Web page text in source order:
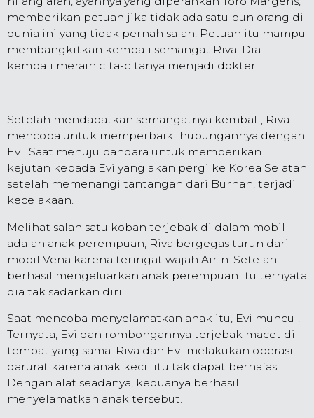
memberikan petuah jika tidak ada satu pun orang di
dunia ini yang tidak pernah salah. Petuah itu mampu
membangkitkan kembali semangat Riva. Dia
kembali meraih cita-citanya menjadi dokter.
Setelah mendapatkan semangatnya kembali, Riva
mencoba untuk memperbaiki hubungannya dengan
Evi. Saat menuju bandara untuk memberikan
kejutan kepada Evi yang akan pergi ke Korea Selatan
setelah memenangi tantangan dari Burhan, terjadi
kecelakaan.
Melihat salah satu koban terjebak di dalam mobil
adalah anak perempuan, Riva bergegas turun dari
mobil Vena karena teringat wajah Airin. Setelah
berhasil mengeluarkan anak perempuan itu ternyata
dia tak sadarkan diri.
Saat mencoba menyelamatkan anak itu, Evi muncul.
Ternyata, Evi dan rombongannya terjebak macet di
tempat yang sama. Riva dan Evi melakukan operasi
darurat karena anak kecil itu tak dapat bernafas.
Dengan alat seadanya, keduanya berhasil
menyelamatkan anak tersebut.